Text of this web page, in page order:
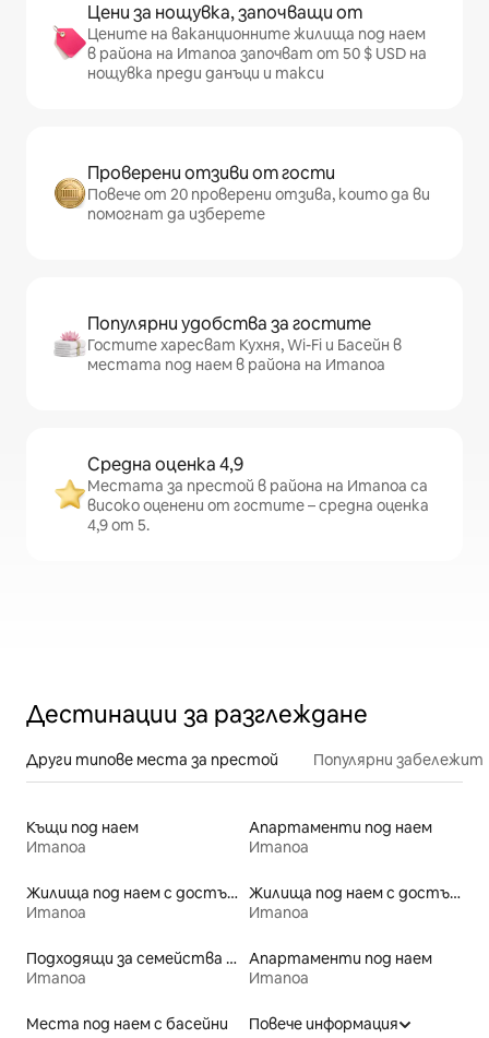
Цени за нощувка, започващи от
Цените на ваканционните жилища под наем
в района на Итапоа започват от 50 $ USD на
нощувка преди данъци и такси
Проверени отзиви от гости
Повече от 20 проверени отзива, които да ви
помогнат да изберете
Популярни удобства за гостите
Гостите харесват Кухня, Wi-Fi и Басейн в
местата под наем в района на Итапоа
Средна оценка 4,9
Местата за престой в района на Итапоа са
високо оценени от гостите – средна оценка
4,9 от 5.
Дестинации за разглеждане
Други типове места за престой Популярни
Къщи под наем
Итапоа
Апартаменти под наем
Итапоа
Жилища под наем с достъп до плажа
Итапоа
Жилища под наем с достъп до езеро
Итапоа
Подходящи за семейства места под наем
Итапоа
Апартаменти под наем
Итапоа
Места под наем с басейни
Повече информация